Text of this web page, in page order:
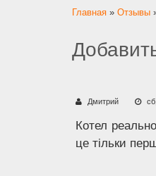
Вы здесь
Главная » Отзывы
Дмитрий
Котел
це тільки